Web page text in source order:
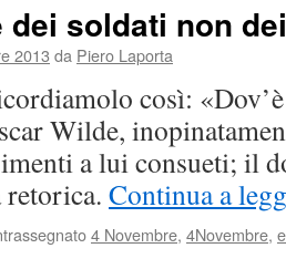
dei soldati non
2013 da Piero Laporta
così:
Wilde,
a lui consueti; il
Continua a
4 Novembre, 4Novembre,